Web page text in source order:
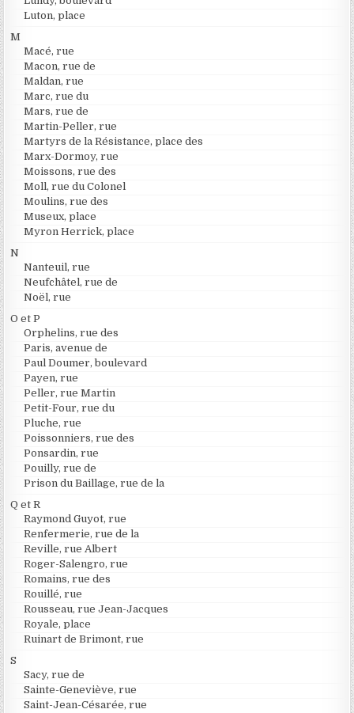
Luton, place
M
Macé, rue
Macon, rue de
Maldan, rue
Marc, rue du
Mars, rue de
Martin-Peller, rue
Martyrs de la Résistance, place des
Marx-Dormoy, rue
Moissons, rue des
Moll, rue du Colonel
Moulins, rue des
Museux, place
Myron Herrick, place
N
Nanteuil, rue
Neufchâtel, rue de
Noël, rue
O et P
Orphelins, rue des
Paris, avenue de
Paul Doumer, boulevard
Payen, rue
Peller, rue Martin
Petit-Four, rue du
Pluche, rue
Poissonniers, rue des
Ponsardin, rue
Pouilly, rue de
Prison du Baillage, rue de la
Q et R
Raymond Guyot, rue
Renfermerie, rue de la
Reville, rue Albert
Roger-Salengro, rue
Romains, rue des
Rouillé, rue
Rousseau, rue Jean-Jacques
Royale, place
Ruinart de Brimont, rue
S
Sacy, rue de
Sainte-Geneviève, rue
Saint-Jean-Césarée, rue